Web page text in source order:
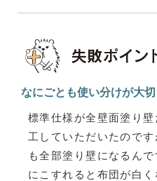
なにごとも使い分けが大切
標準仕様が全壁面塗り
工していただいたので
も全部塗り壁になるん
にこすれると布団が白